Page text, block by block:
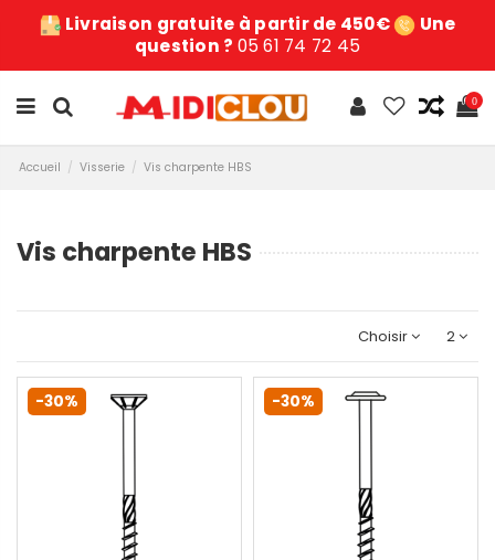
Livraison gratuite à partir de 450€
Une
question ? 05 61 74 72 45
0
Accueil Visserie Vis charpente HBS
Vis charpente HBS
Choisir 2
-30% -30%